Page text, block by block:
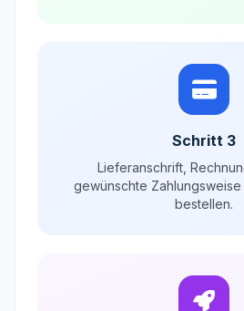
Schritt 3
Lieferanschrift,
gewünschte
bestellen.